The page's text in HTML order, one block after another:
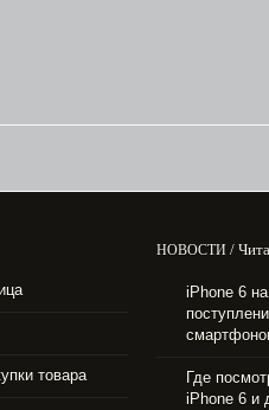
товара
НОВОСТИ /
iPhone 6
Где
iPhone 6 и